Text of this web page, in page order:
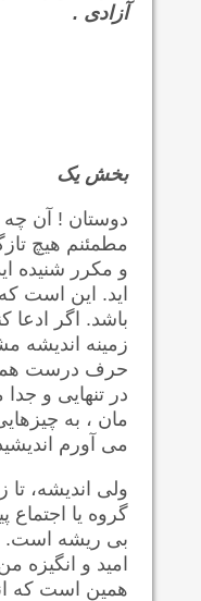
آزادی .
بخش یک
دوستان ! آن چه
مطمئنم هیچ
و مکرر شنیده
اید. این است
باشد. اگر
زمینه
حرف درست
در تنهایی و
مان ، به
می آورم
ولی اندیشه، تا
گروه یا اجتماع
بی ریشه است.
امید و انگیزه
همین است که